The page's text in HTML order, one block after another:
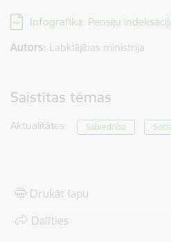
Lejupielādēt:
Infografika: Pensiju
Autors: Labklājības ministrija
Saistītas tēmas
Aktualitātes: Sabiedrība
Drukāt lapu
Dalīties